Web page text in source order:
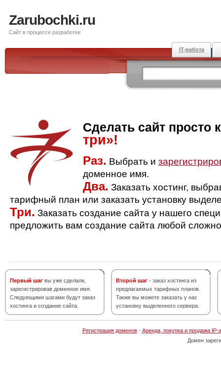
Zarubochki.ru
Сайт в процессе разработки
IT-работа
Сделать сайт просто
три»!
Раз. Выбрать и
доменное имя.
Два. Заказать хостинг,
тарифный план или заказать установку
Три. Заказать создание сайта у нашего
предложить вам создание сайта любой
Первый шаг вы уже сделали,
зарегистрировав доменное имя.
Следующими шагами будут заказ
хостинга и создание сайта.
Второй шаг - заказ хостинга из
предлагаемых тарифных планов.
Также вы можете заказать у нас
установку выделенного сервера.
Регистрация доменов· Аренда, покупка и продажа IP-
Домен